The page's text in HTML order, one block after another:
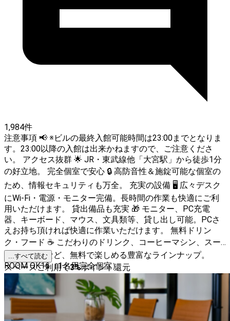
1,984件
注意事項 📢 ※ビルの最終入館可能時間は23:00までとなりま
す。23:00以降の入館は出来かねますので、ご注意くださ
い。 アクセス抜群 🌟 JR・東武線他「大宮駅」から徒歩1分
の好立地。 完全個室で安心 🔒 高防音性＆施錠可能な個室の
ため、情報セキュリティも万全。 充実の設備 🖥️ 広々デスク
にWi-Fi・電源・モニター完備。長時間の作業も快適にご利
用いただけます。 貸出備品も充実 🎁 モニター、PC充電
器、キーボード、マウス、文具類等、貸し出し可能。PCさ
えお持ち頂ければ快適に作業いただけます。 無料ドリン
ク・フード ☕ こだわりのドリンク、コーヒーマシン、スー
プ、お菓子など、無料で楽しめる豊富なラインナップ。
ROOM OK16（1名用完全個室）
...すべて読む
スペースご利用で3%ポイント還元